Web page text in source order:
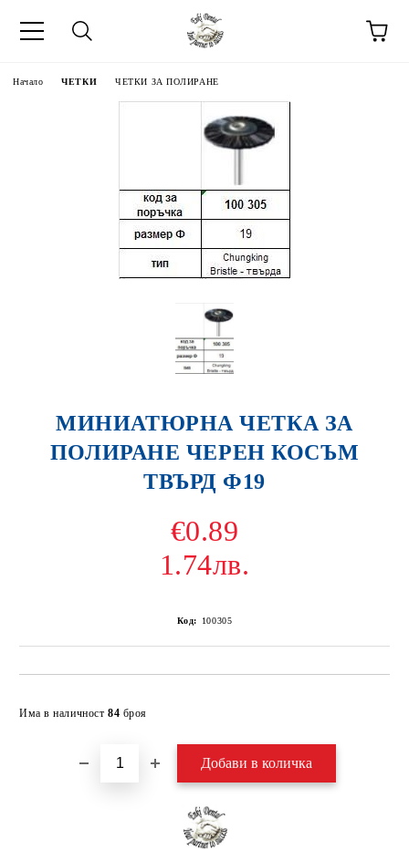
Начало ЧЕТКИ ЧЕТКИ ЗА ПОЛИРАНЕ
МИНИАТЮРНА ЧЕТКА ЗА
ПОЛИРАНЕ ЧЕРЕН КОСЪМ
ТВЪРД Ф19
€0.89
1.74лв.
Код: 100305
Има в наличност 84 броя